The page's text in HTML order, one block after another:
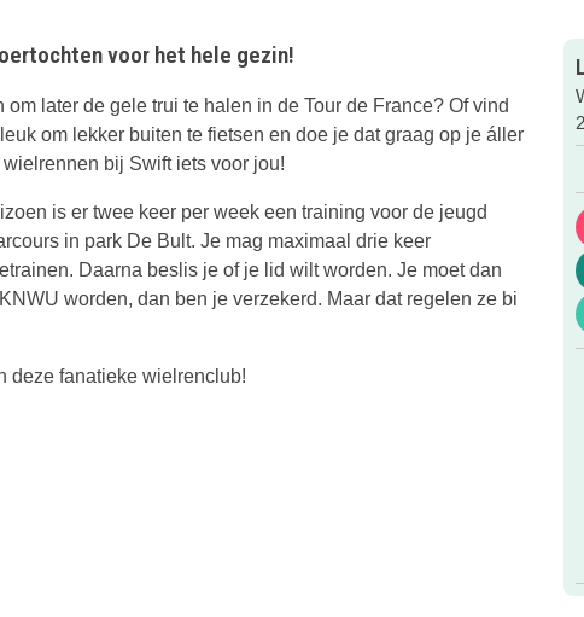
voor het hele gezin!
om later de gele trui te halen in de Tour de France? Of vind
om lekker buiten te fietsen en doe je dat graag op je áller
bij Swift iets voor jou!
is er twee keer per week een training voor de jeugd
in park De Bult. Je mag maximaal drie keer
Daarna beslis je of je lid wilt worden. Je moet dan
worden, dan ben je verzekerd. Maar dat regelen ze bi
deze fanatieke wielrenclub!